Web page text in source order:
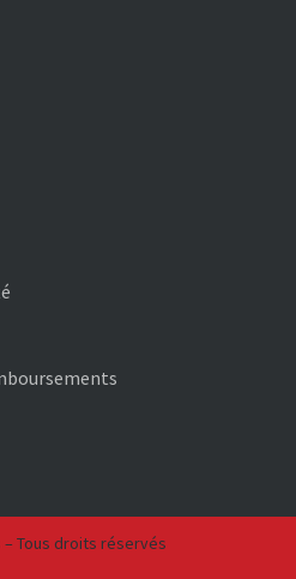
Tous droits réservés